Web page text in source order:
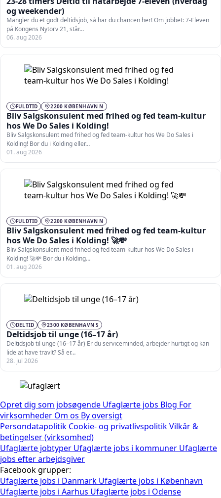
og weekender)
Mangler du et godt deltidsjob, så har du chancen her! Om jobbet: 7-Eleven
på Kongens Nytorv 21, står…
06. aug 2026
FULDTID 2200 KØBENHAVN N
Bliv Salgskonsulent med frihed og fed team-kultur
hos We Do Sales i Kolding!
Bliv Salgskonsulent med frihed og fed team-kultur hos We Do Sales i
Kolding! Bor du i Kolding eller…
01. aug 2026
FULDTID 2200 KØBENHAVN N
Bliv Salgskonsulent med frihed og fed team-kultur
hos We Do Sales i Kolding! 🚀💸
Bliv Salgskonsulent med frihed og fed team-kultur hos We Do Sales i
Kolding! 🚀💸 Bor du i Kolding…
01. aug 2026
DELTID 2300 KØBENHAVN S
Deltidsjob til unge (16–17 år)
Deltidsjob til unge (16–17 år) Er du serviceminded, arbejder hurtigt og kan
lide at have travlt? Så er…
28. jul 2026
Opret dig som jobsøgende Ufaglærte jobs Blog For
virksomheder Om os By oversigt
Persondatapolitik Cookie- og privatlivspolitikVilkår &
betingelser (virksomhed)
Ufaglærte jobtyper Ufaglærte jobs i kommuner Ufaglærte
jobs efter arbejdsgiver
Facebook grupper:
Ufaglærte jobs i Danmark Ufaglærte jobs i København
Ufaglærte jobs i Aarhus Ufaglærte jobs i Odense